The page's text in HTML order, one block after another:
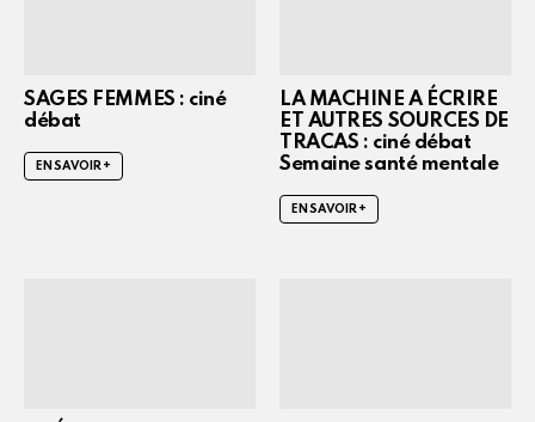
SAGES FEMMES : ciné
débat
EN SAVOIR +
LA MACHINE A ÉCRIRE
ET AUTRES SOURCES DE
TRACAS : ciné débat
Semaine santé mentale
EN SAVOIR +